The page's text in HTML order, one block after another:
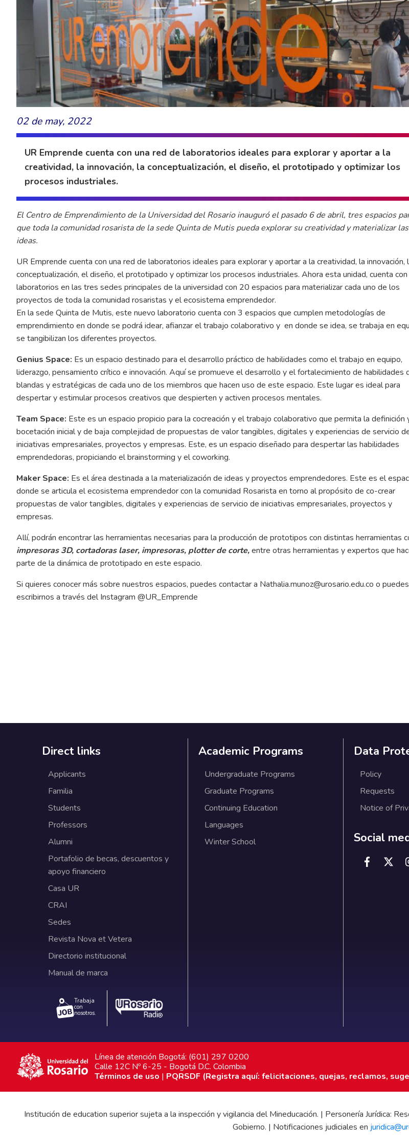
02 de may, 2022
UR Emprende cuenta con una red de laboratorios ideales para explorar y aportar a la
creatividad, la innovación, la conceptualización, el diseño, el prototipado y optimizar los
procesos industriales.
El Centro de Emprendimiento de la Universidad del Rosario inauguró el pasado 6 de abril, tres espacios
que toda la comunidad rosarista de la sede Quinta de Mutis pueda explorar su creatividad y materializar las
ideas.
UR Emprende cuenta con una red de laboratorios ideales para explorar y aportar a la creatividad, la innovación,
conceptualización, el diseño, el prototipado y optimizar los procesos industriales. Ahora esta unidad, cuenta con
laboratorios en las tres sedes principales de la universidad con 20 espacios para materializar cada uno de los
proyectos de toda la comunidad rosaristas y el ecosistema emprendedor.
En la sede Quinta de Mutis, este nuevo laboratorio cuenta con 3 espacios que cumplen metodologías de
emprendimiento en donde se podrá idear, afianzar el trabajo colaborativo y en donde se idea, se trabaja en
se tangibilizan los diferentes proyectos.
Genius Space: Es un espacio destinado para el desarrollo práctico de habilidades como el trabajo en equipo,
liderazgo, pensamiento crítico e innovación. Aquí se promueve el desarrollo y el fortalecimiento de habilidades
blandas y estratégicas de cada uno de los miembros que hacen uso de este espacio. Este lugar es ideal para
despertar y estimular procesos creativos que despierten y activen procesos mentales.
Team Space: Este es un espacio propicio para la cocreación y el trabajo colaborativo que permita la definición
bocetación inicial y de baja complejidad de propuestas de valor tangibles, digitales y experiencias de servicio
iniciativas empresariales, proyectos y empresas. Este, es un espacio diseñado para despertar las habilidades
emprendedoras, propiciando el brainstorming y el coworking.
Maker Space: Es el área destinada a la materialización de ideas y proyectos emprendedores. Este es el
donde se articula el ecosistema emprendedor con la comunidad Rosarista en torno al propósito de co-crear
propuestas de valor tangibles, digitales y experiencias de servicio de iniciativas empresariales, proyectos y
empresas.
Allí, podrán encontrar las herramientas necesarias para la producción de prototipos con distintas herramientas
impresoras 3D, cortadoras laser, impresoras, plotter de corte,entre otras herramientas y expertos que
parte de la dinámica de prototipado en este espacio.
Si quieres conocer más sobre nuestros espacios, puedes contactar a Nathalia.munoz@urosario.edu.co o puedes
escribirnos a través del Instagram @UR_Emprende
Direct links
Applicants
Familia
Students
Professors
Alumni
Portafolio de becas, descuentos y
apoyo financiero
Casa UR
CRAI
Sedes
Revista Nova et Vetera
Directorio institucional
Manual de marca
Trabaja
con
nosotros.
Academic Programs
Undergraduate Programs
Graduate Programs
Continuing Education
Languages
Winter School
Data
Policy
Requests
Notice of
Social
Línea de atención Bogotá: (601) 297 0200
Calle 12C Nº 6-25 - Bogotá D.C. Colombia
Términos de uso | PQRSDF (Registra aquí: felicitaciones, quejas, reclamos,
Institución de education superior sujeta a la inspección y vigilancia del Mineducación. | Personería Jurídica:
Gobierno. | Notificaciones judiciales en